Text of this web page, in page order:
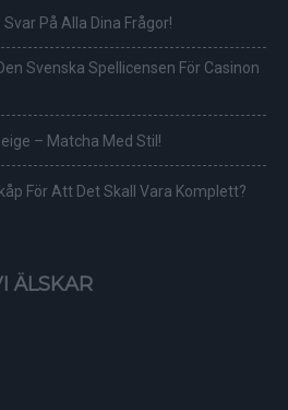
På Alla Dina Frågor!
Svenska Spellicensen För Casinon
– Matcha Med Stil!
För Att Det Skall Vara Komplett?
ÄLSKAR